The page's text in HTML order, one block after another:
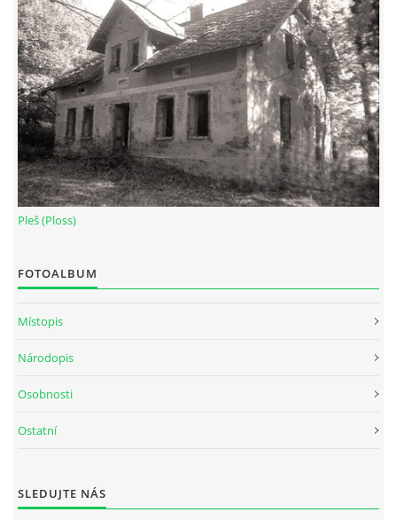
Pleš (Ploss)
FOTOALBUM
Místopis
Národopis
Osobnosti
Ostatní
SLEDUJTE NÁS